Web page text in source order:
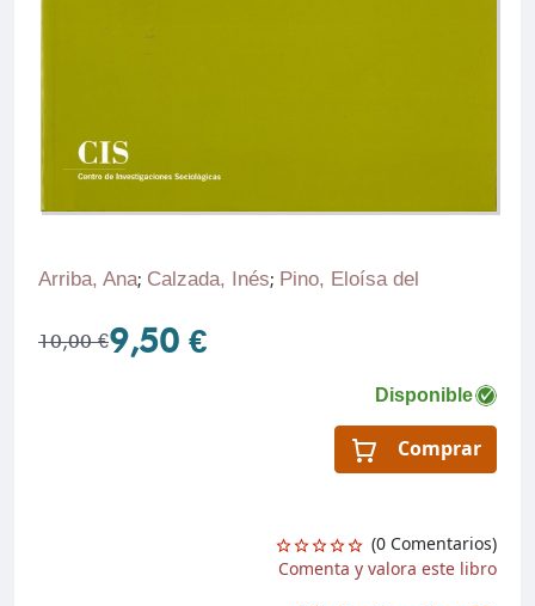
Arriba, Ana; Calzada, Inés; Pino, Eloísa del
10,00 €9,50 €
Disponible
Comprar
(0 Comentarios)
Comenta y valora este libro